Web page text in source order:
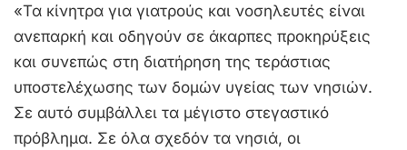
«Τα κίνητρα για γιατρούς και νοσηλευτές είναι
ανεπαρκή και οδηγούν σε άκαρπες προκηρύξεις
και συνεπώς στη διατήρηση της τεράστιας
υποστελέχωσης των δομών υγείας των νησιών.
Σε αυτό συμβάλλει τα μέγιστο στεγαστικό
πρόβλημα. Σε όλα σχεδόν τα νησιά, οι